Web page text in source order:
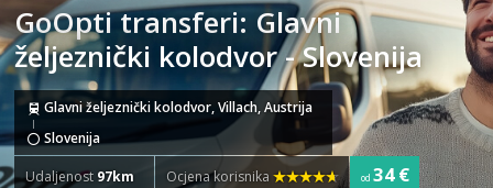
GoOpti transferi: Glavni
željeznički kolodvor - Slovenija
Glavni željeznički kolodvor, Villach, Austrija
Slovenija
Udaljenost 97km Ocjena korisnika od 34 €